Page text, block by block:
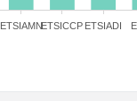
ETSIAMNETSICCP ETSIADI